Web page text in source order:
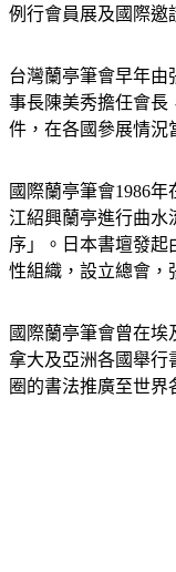
例行會員展及國際邀
台灣蘭亭筆會早年由
事長陳美秀擔任會長
件，在各國參展情況
國際蘭亭筆會1986
江紹興蘭亭進行曲水
序」。日本書壇發起
性組織，設立總會，
國際蘭亭筆會曾在
拿大及亞洲各國舉行
圈的書法推廣至世界